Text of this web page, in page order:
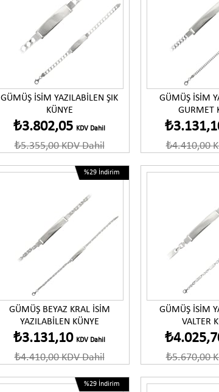
GÜMÜŞ İSİM YAZILABİLEN ŞIK
KÜNYE
₺3.802,05 KDV Dahil
₺5.355,00KDV Dahil
GÜMÜŞ İSİM
GURMET
₺4.410,00
Ürünü İncele
GÜMÜŞ BEYAZ KRAL İSİM
YAZILABİLEN KÜNYE
₺3.131,10 KDV Dahil
₺4.410,00KDV Dahil
%29 İndirim
GÜMÜŞ İSİM
VALTER
₺5.670,00
Ürünü İncele
%29 İndirim